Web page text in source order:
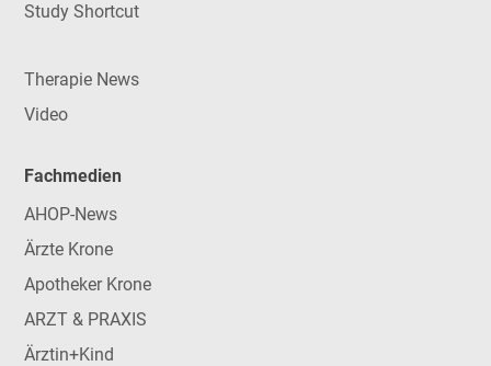
Study Shortcut
Therapie News
Video
Fachmedien
AHOP-News
Ärzte Krone
Apotheker Krone
ARZT & PRAXIS
Ärztin+Kind